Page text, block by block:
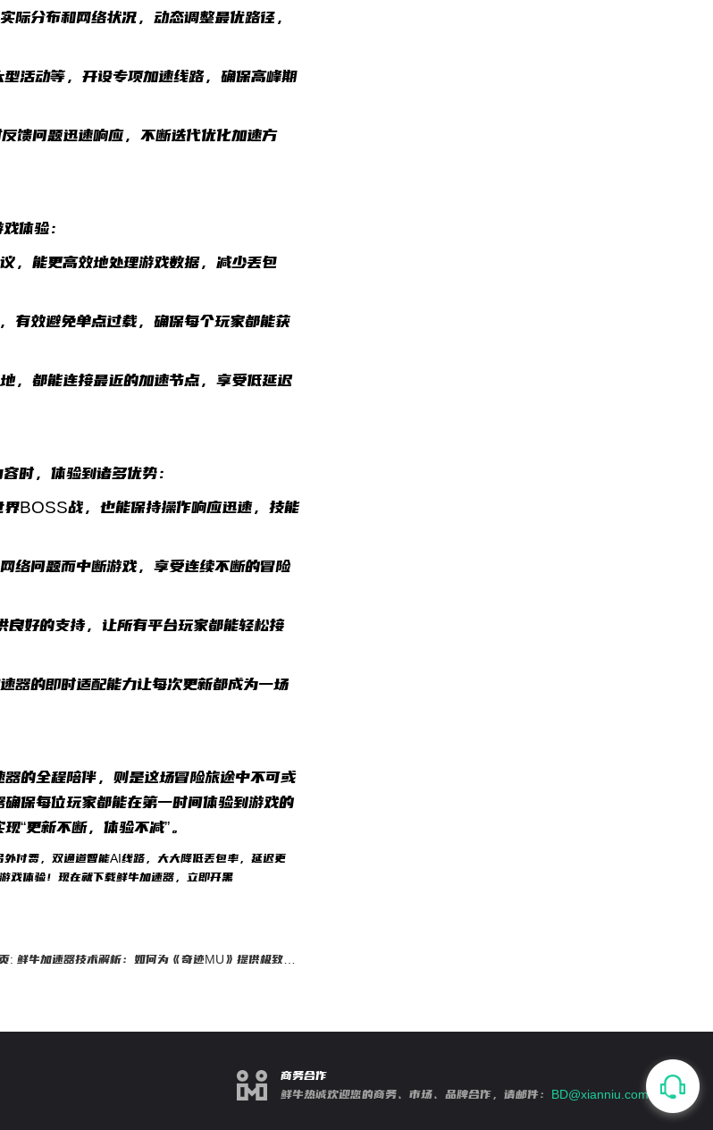
际分布和网络状况，动态调整最优路径，
活动等，开设专项加速线路，确保高峰期
馈问题迅速响应，不断迭代优化加速方
体验：
，能更高效地处理游戏数据，减少丢包
有效避免单点过载，确保每个玩家都能获
，都能连接最近的加速节点，享受低延迟
时，体验到诸多优势：
BOSS战，也能保持操作响应迅速，技能
络问题而中断游戏，享受连续不断的冒险
好的支持，让所有平台玩家都能轻松接
器的即时适配能力让每次更新都成为一场
的全程陪伴，则是这场冒险旅途中不可或
保每位玩家都能在第一时间体验到游戏的
“更新不断，体验不减”。
付费，双通道智能AI线路，大大降低丢包率，延迟更
戏体验！现在就下载鲜牛加速器，立即开黑
下一页: 鲜牛加速器技术解析：如何为《奇迹MU》提供极致加速
商务合作
鲜牛热诚欢迎您的商务、市场、品牌合作，请邮件： BD@xianniu.com